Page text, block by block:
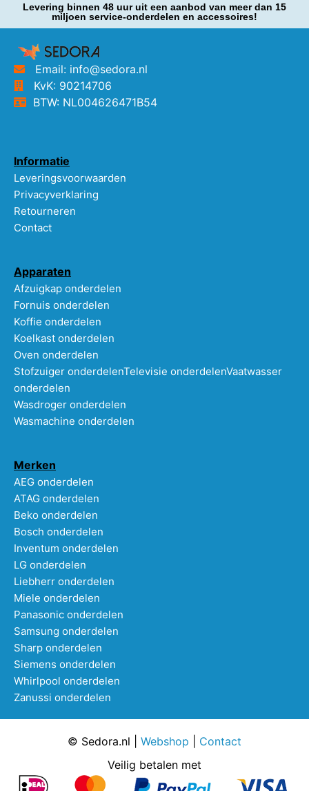
Levering binnen 48 uur uit een aanbod van meer dan 15
miljoen service-onderdelen en accessoires!
Email: info@sedora.nl
KvK: 90214706
BTW: NL004626471B54
Informatie
Leveringsvoorwaarden
Privacyverklaring
Retourneren
Contact
Apparaten
Afzuigkap onderdelen
Fornuis onderdelen
Koffie onderdelen
Koelkast onderdelen
Oven onderdelen
Stofzuiger onderdelenTelevisie onderdelenVaatwasser
onderdelen
Wasdroger onderdelen
Wasmachine onderdelen
Merken
AEG onderdelen
ATAG onderdelen
Beko onderdelen
Bosch onderdelen
Inventum onderdelen
LG onderdelen
Liebherr onderdelen
Miele onderdelen
Panasonic onderdelen
Samsung onderdelen
Sharp onderdelen
Siemens onderdelen
Whirlpool onderdelen
Zanussi onderdelen
© Sedora.nl | Webshop
Contact
Veilig betalen met